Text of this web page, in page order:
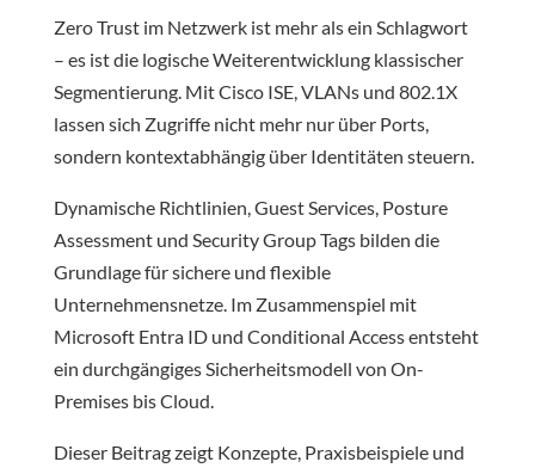
Zero Trust im Netzwerk ist mehr als ein Schlagwort
– es ist die logische Weiterentwicklung klassischer
Segmentierung. Mit Cisco ISE, VLANs und 802.1X
lassen sich Zugriffe nicht mehr nur über Ports,
sondern kontextabhängig über Identitäten steuern.
Dynamische Richtlinien, Guest Services, Posture
Assessment und Security Group Tags bilden die
Grundlage für sichere und flexible
Unternehmensnetze. Im Zusammenspiel mit
Microsoft Entra ID und Conditional Access entsteht
ein durchgängiges Sicherheitsmodell von On-
Premises bis Cloud.
Dieser Beitrag zeigt Konzepte, Praxisbeispiele und